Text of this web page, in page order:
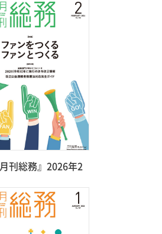
刊総務』2026年2